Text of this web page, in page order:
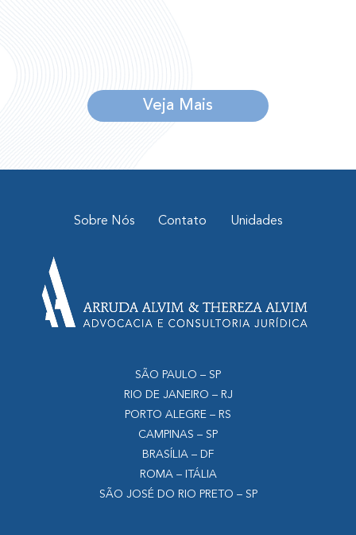
Veja Mais
Sobre Nós Contato Unidades
SÃO PAULO – SP
RIO DE JANEIRO – RJ
PORTO ALEGRE – RS
CAMPINAS – SP
BRASÍLIA – DF
ROMA – ITÁLIA
SÃO JOSÉ DO RIO PRETO – SP